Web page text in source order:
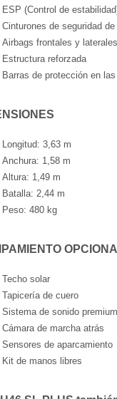
ESP (Control de
Cinturones de seguridad
Airbags frontales y laterales
Estructura reforzada
Barras de protección en
Longitud: 3,63 m
Anchura: 1,58 m
Altura: 1,49 m
Batalla: 2,44 m
Peso: 480 kg
Techo solar
Tapicería de cuero
Sistema de sonido premium
Cámara de marcha atrás
Sensores de aparcamiento
Kit de manos libres